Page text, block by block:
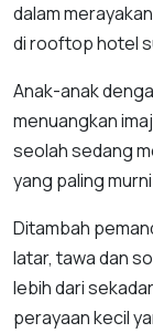
dalam
di rooftop hotel
Anak-anak
menuangkan
seolah sedang
yang paling
Ditambah
latar, tawa dan
lebih dari
perayaan kecil